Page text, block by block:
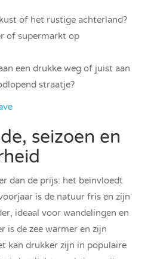
of het rustige achterland?
of supermarkt op
een drukke weg of juist aan
straatje?
seizoen en
dan de prijs: het beïnvloedt
is de natuur fris en zijn
ideaal voor wandelingen en
is de zee warmer en zijn
kan drukker zijn in populaire